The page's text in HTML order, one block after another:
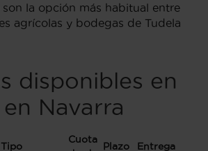
son la opción más habitual entre
agrícolas y bodegas de Tudela
disponibles en
Navarra
Tipo
Cuota
Plazo Entrega